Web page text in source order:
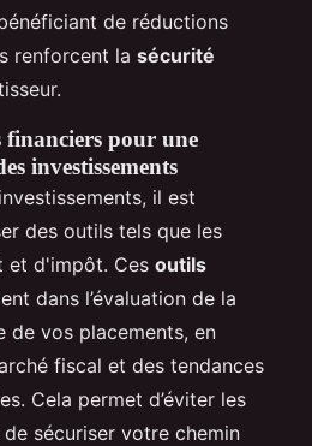
de réductions
renforcent la sécurité
pour une
investissements
il est
des outils tels que les
et d'impôt. Ces outils
dans l’évaluation de la
de vos placements, en
fiscal et des tendances
Cela permet d’éviter les
sécuriser votre chemin